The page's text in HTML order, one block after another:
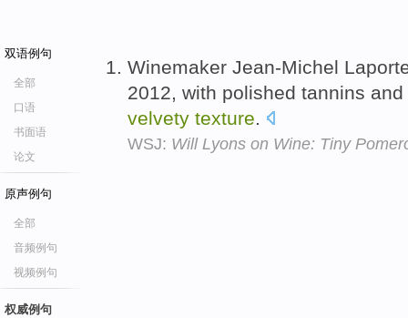
双语例句
全部
口语
书面语
论文
原声例句
全部
音频例句
视频例句
权威例句
Winemaker Jean-Michel
2012, with polished tannins
velvety texture.
WSJ: Will Lyons on Wine: Tiny